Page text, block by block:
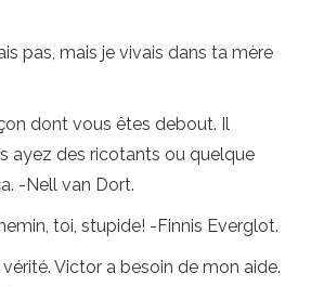
pas, mais je vivais dans ta mère
dont vous êtes debout. Il
ayez des ricotants ou quelque
-Nell van Dort.
toi, stupide! -Finnis Everglot.
Victor a besoin de mon aide.